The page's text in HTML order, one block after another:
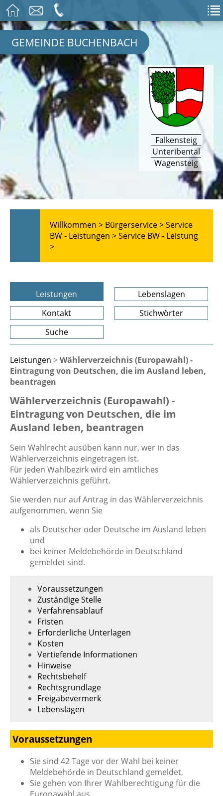
GEMEINDE BUCHENBACH
Falkensteig
Unteribental
Wagensteig
Willkommen > Bürgerservice >Service
BW - Leistungen >Service BW - Leistung
>
Leistungen
Lebenslagen
Kontakt
Stichwörter
Suche
Leistungen >Wählerverzeichnis (Europawahl) -
Eintragung von Deutschen, die im Ausland leben,
beantragen
Wählerverzeichnis (Europawahl) -
Eintragung von Deutschen, die im
Ausland leben, beantragen
Sein Wahlrecht ausüben kann nur, wer in das
Wählerverzeichnis eingetragen ist.
Für jeden Wahlbezirk wird ein amtliches
Wählerverzeichnis geführt.
Sie werden nur auf Antrag in das Wählerverzeichnis
aufgenommen, wenn Sie
als Deutscher oder Deutsche im Ausland leben
und
bei keiner Meldebehörde in Deutschland
gemeldet sind.
Voraussetzungen
Zuständige Stelle
Verfahrensablauf
Fristen
Erforderliche Unterlagen
Kosten
Vertiefende Informationen
Hinweise
Rechtsbehelf
Rechtsgrundlage
Freigabevermerk
Lebenslagen
Voraussetzungen
Sie sind 42 Tage vor der Wahl bei keiner
Meldebehörde in Deutschland gemeldet,
Sie gehen von Ihrer Wahlberechtigung für die